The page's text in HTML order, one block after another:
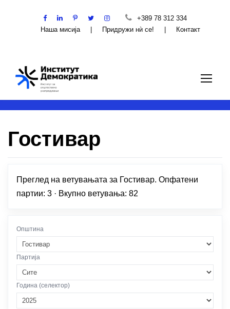
+389 78 312 334
Наша мисија
Придружи нѝ се! Контакт
Гостивар
Преглед на ветувањата за Гостивар. Опфатени
партии: 3 · Вкупно ветувања: 82
Општина
Партија
Година (селектор)